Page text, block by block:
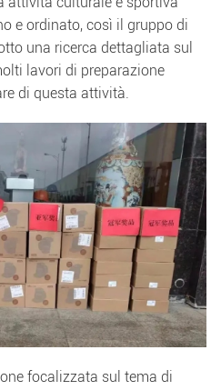
e ordinato, così il gruppo di
una ricerca dettagliata sul
lavori di preparazione
di questa attività.
focalizzata sul tema di